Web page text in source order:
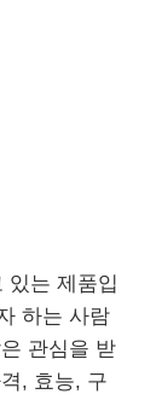
있는 제품입
하는 사람
관심을 받
, 효능, 구